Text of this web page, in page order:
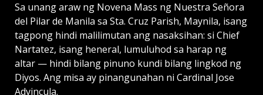
Sa unang araw ng Novena Mass ng Nuestra Señora
del Pilar de Manila sa Sta. Cruz Parish, Maynila, isang
tagpong hindi malilimutan ang nasaksihan: si Chief
Nartatez, isang heneral, lumuluhod sa harap ng
altar — hindi bilang pinuno kundi bilang lingkod ng
Diyos. Ang misa ay pinangunahan ni Cardinal Jose
Advincula.